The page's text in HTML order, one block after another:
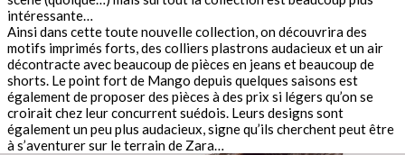
intéressante…
Ainsi dans cette toute nouvelle collection, on découvrira des
motifs imprimés forts, des colliers plastrons audacieux et un air
décontracte avec beaucoup de pièces en jeans et beaucoup de
shorts. Le point fort de Mango depuis quelques saisons est
également de proposer des pièces à des prix si légers qu’on se
croirait chez leur concurrent suédois. Leurs designs sont
également un peu plus audacieux, signe qu’ils cherchent peut être
à s’aventurer sur le terrain de Zara…